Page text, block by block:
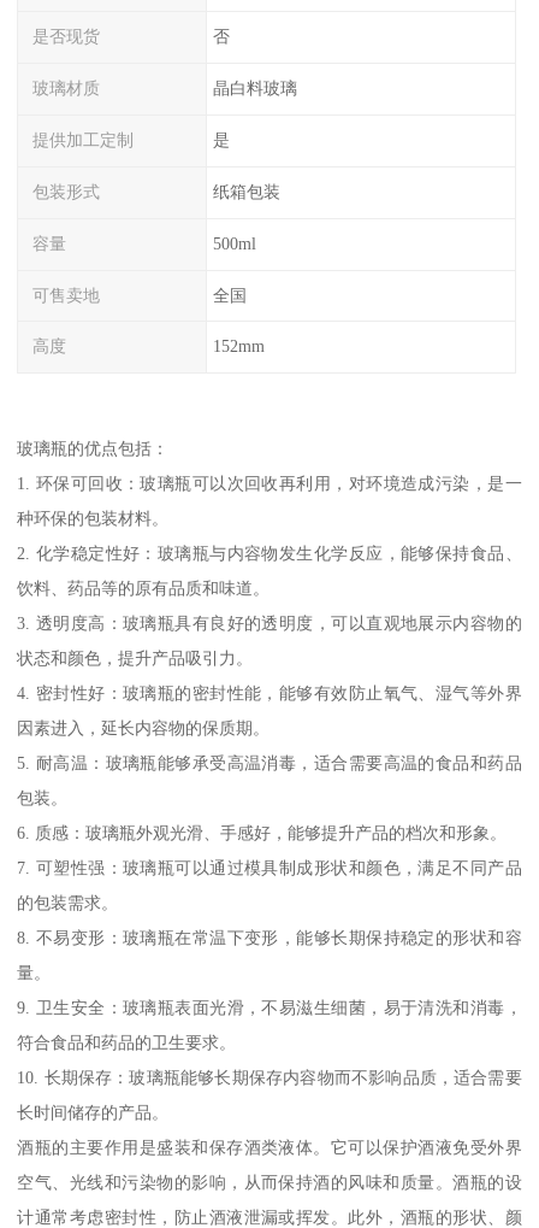
是否现货 否
玻璃材质 晶白料玻璃
提供加工定制 是
包装形式 纸箱包装
容量 500ml
可售卖地 全国
高度 152mm
玻璃瓶的优点包括：
1. 环保可回收：玻璃瓶可以次回收再利用，对环境造成污染，是一
种环保的包装材料。
2. 化学稳定性好：玻璃瓶与内容物发生化学反应，能够保持食品、
饮料、药品等的原有品质和味道。
3. 透明度高：玻璃瓶具有良好的透明度，可以直观地展示内容物的
状态和颜色，提升产品吸引力。
4. 密封性好：玻璃瓶的密封性能，能够有效防止氧气、湿气等外界
因素进入，延长内容物的保质期。
5. 耐高温：玻璃瓶能够承受高温消毒，适合需要高温的食品和药品
包装。
6. 质感：玻璃瓶外观光滑、手感好，能够提升产品的档次和形象。
7. 可塑性强：玻璃瓶可以通过模具制成形状和颜色，满足不同产品
的包装需求。
8. 不易变形：玻璃瓶在常温下变形，能够长期保持稳定的形状和容
量。
9. 卫生安全：玻璃瓶表面光滑，不易滋生细菌，易于清洗和消毒，
符合食品和药品的卫生要求。
10. 长期保存：玻璃瓶能够长期保存内容物而不影响品质，适合需要
长时间储存的产品。
酒瓶的主要作用是盛装和保存酒类液体。它可以保护酒液免受外界
空气、光线和污染物的影响，从而保持酒的风味和质量。酒瓶的设
计通常考虑密封性，防止酒液泄漏或挥发。此外，酒瓶的形状、颜